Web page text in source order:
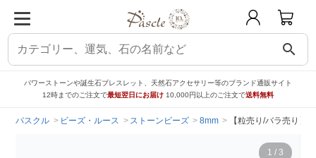
search
パワーストーンや誕生石ブレスレット、天然石アクセサリー等のブランド通販サイト
12時までのご注文で最短翌日にお届け 10,000円以上のご注文で送料無料
パスクル ビーズ・ルース ストーンビーズ 8mm 【粒売り/バラ売り】
1 / 3